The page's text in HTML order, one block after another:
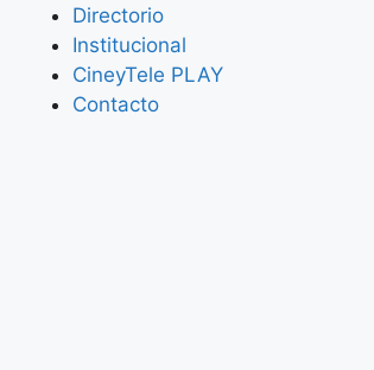
Directorio
Institucional
CineyTele PLAY
Contacto